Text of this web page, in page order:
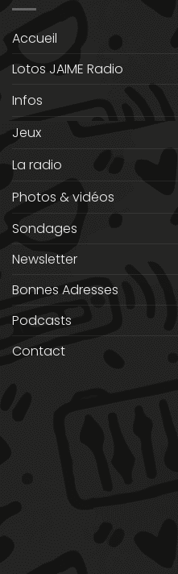
Accueil
Lotos JAIME Radio
Infos
Jeux
La radio
Photos & vidéos
Sondages
Newsletter
Bonnes Adresses
Podcasts
Contact